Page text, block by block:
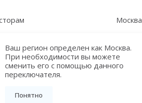
Москва
Ваш регион определен как Москва.
При необходимости вы можете
сменить его с помощью данного
переключателя.
Понятно